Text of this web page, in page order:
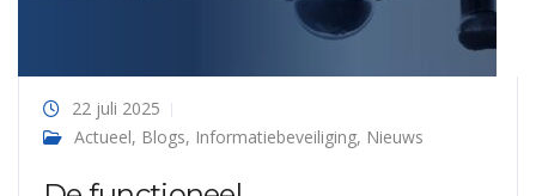
22 juli 2025
Actueel, Blogs, Informatiebeveiliging, Nieuws